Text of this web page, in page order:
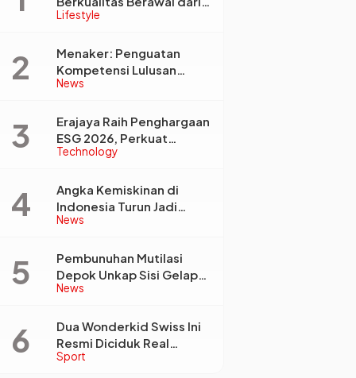
Lifestyle
Tata Kelola Informasi,
Sekadar Analisis
News
Menaker: Penguatan
Kompetensi Lulusan
Perguruan Tinggi Jadi
Kebutuhan Dunia Kerja
Technology
Erajaya Raih Penghargaan
ESG 2026, Perkuat
Circular Economy Lewat
Berkelanjutan
News
Angka Kemiskinan di
Indonesia Turun Jadi
22,93 Juta Orang, Tapi
Desa dan Kota Malah
Makin Lebar?
News
Pembunuhan Mutilasi
Depok Unkap Sisi Gelap
Penjual Piscok Berdarah
Sport
Dua Wonderkid Swiss Ini
Resmi Diciduk Real
Madrid dan Juventus,